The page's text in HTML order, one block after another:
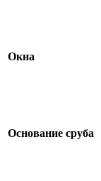
Окна
Основание сруба